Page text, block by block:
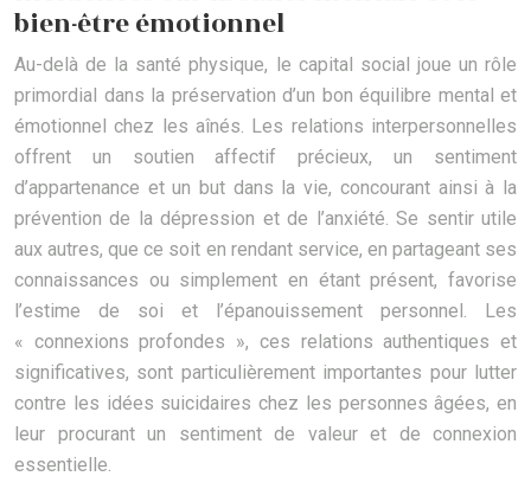
bien-être émotionnel
Au-delà de la santé physique, le capital social joue un rôle
primordial dans la préservation d’un bon équilibre mental et
émotionnel chez les aînés. Les relations interpersonnelles
offrent un soutien affectif précieux, un sentiment
d’appartenance et un but dans la vie, concourant ainsi à la
prévention de la dépression et de l’anxiété. Se sentir utile
aux autres, que ce soit en rendant service, en partageant ses
connaissances ou simplement en étant présent, favorise
l’estime de soi et l’épanouissement personnel. Les
« connexions profondes », ces relations authentiques et
significatives, sont particulièrement importantes pour lutter
contre les idées suicidaires chez les personnes âgées, en
leur procurant un sentiment de valeur et de connexion
essentielle.